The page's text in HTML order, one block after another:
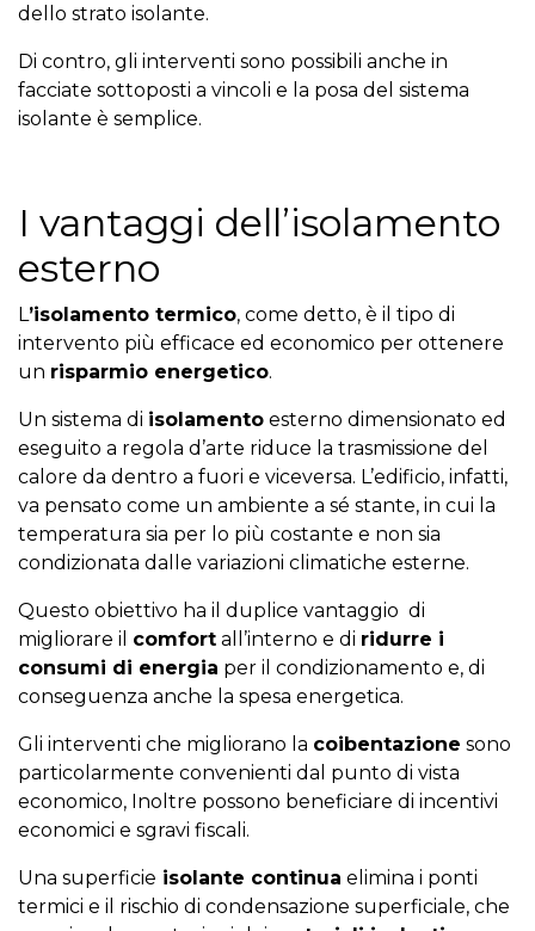
dello strato isolante.
Di contro, gli interventi sono possibili anche in
facciate sottoposti a vincoli e la posa del sistema
isolante è semplice.
I vantaggi dell’isolamento
esterno
L’isolamento termico, come detto, è il tipo di
intervento più efficace ed economico per ottenere
un risparmio energetico.
Un sistema di isolamento esterno dimensionato ed
eseguito a regola d’arte riduce la trasmissione del
calore da dentro a fuori e viceversa. L’edificio, infatti,
va pensato come un ambiente a sé stante, in cui la
temperatura sia per lo più costante e non sia
condizionata dalle variazioni climatiche esterne.
Questo obiettivo ha il duplice vantaggio di
migliorare il comfort all’interno e di ridurre i
consumi di energia per il condizionamento e, di
conseguenza anche la spesa energetica.
Gli interventi che migliorano la coibentazione sono
particolarmente convenienti dal punto di vista
economico, Inoltre possono beneficiare di incentivi
economici e sgravi fiscali.
Una superficie isolante continua elimina i ponti
termici e il rischio di condensazione superficiale, che